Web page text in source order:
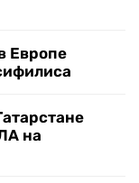
Европе
на